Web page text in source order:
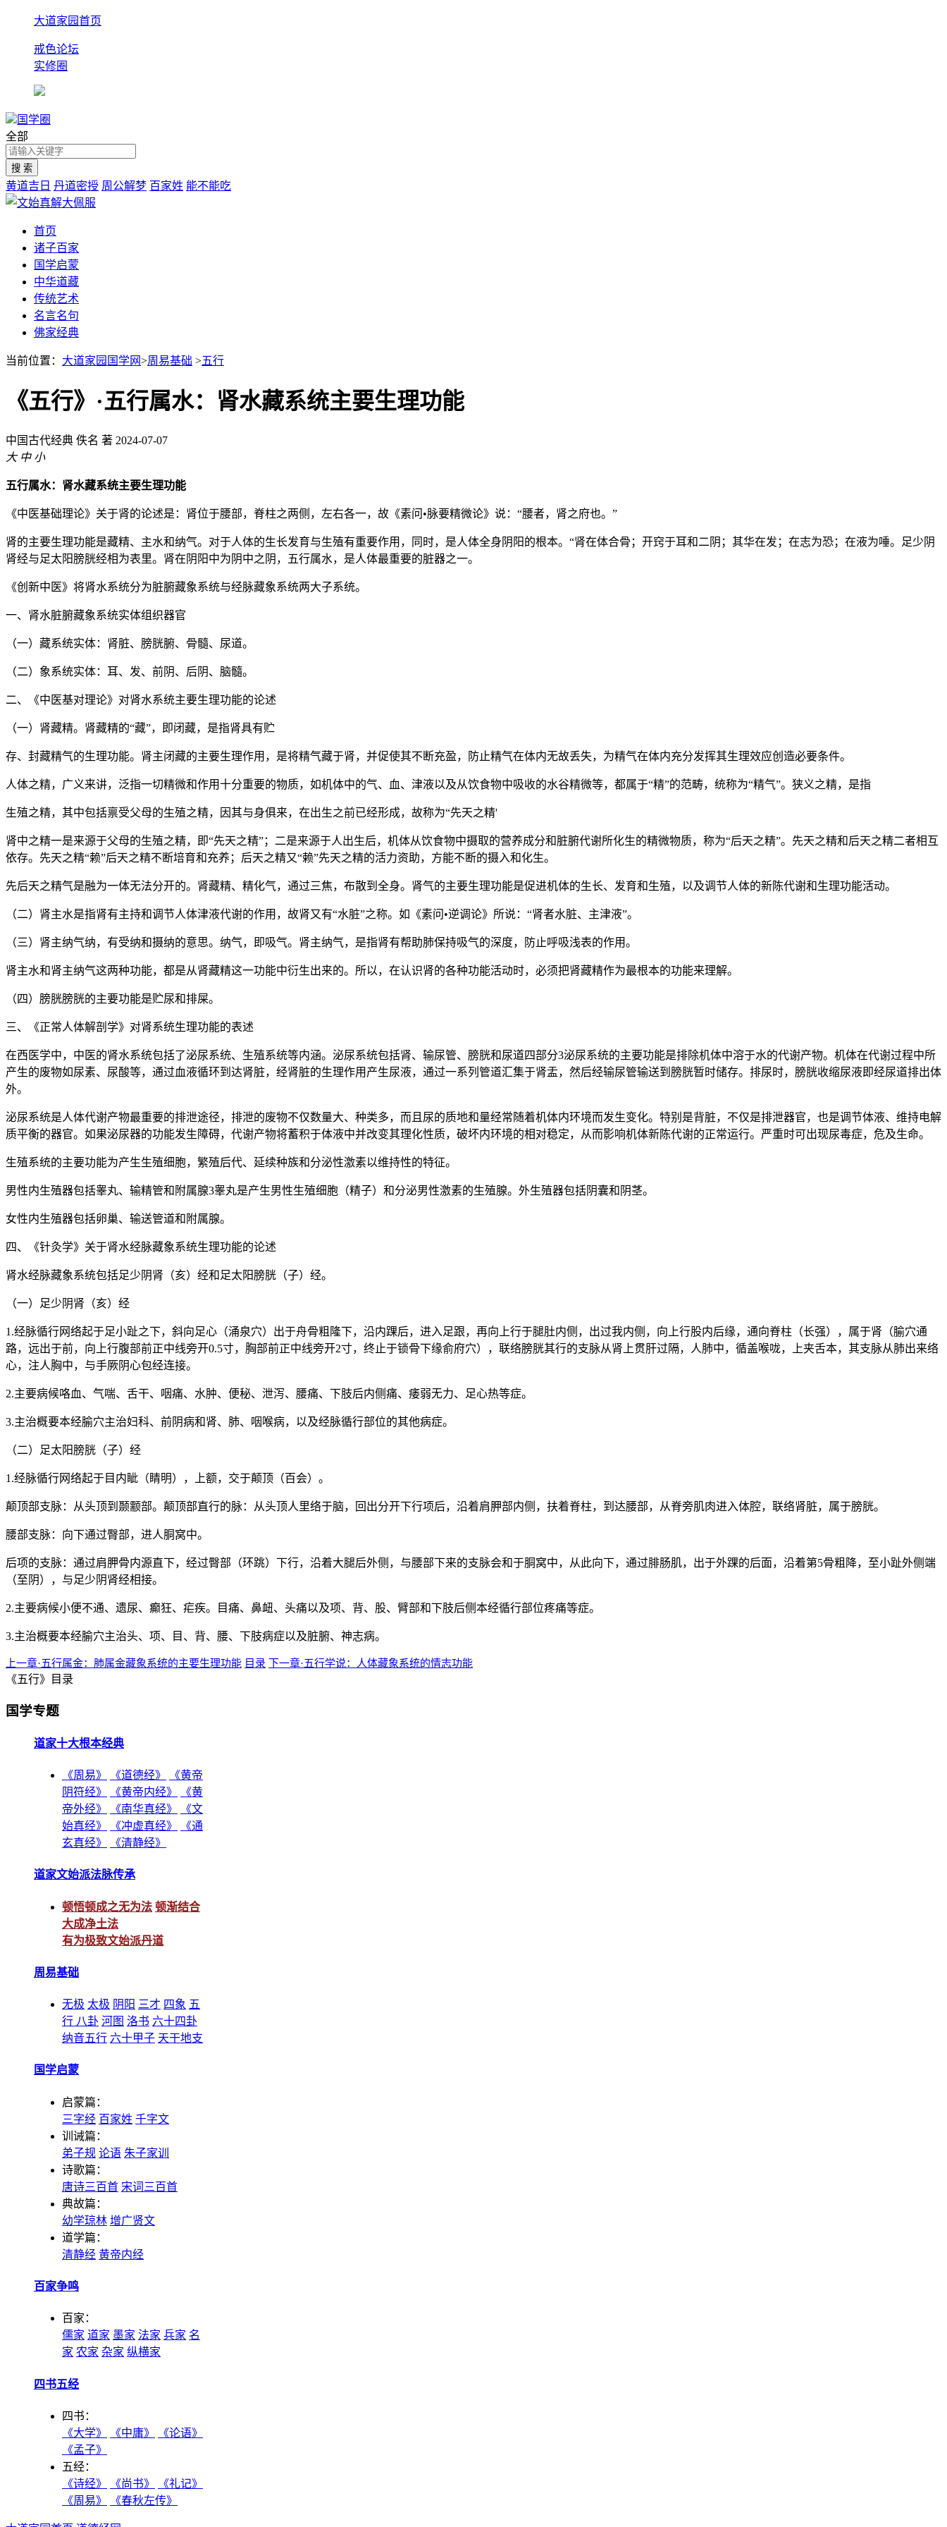
大道家园首页
戒色论坛
实修圈
国学圈
全部
黄道吉日 丹道密授 周公解梦 百家姓 能不能吃
首页
诸子百家
国学启蒙
中华道藏
传统艺术
名言名句
佛家经典
当前位置： 大道家园国学网>周易基础 >五行
《五行》·五行属水：肾水藏系统主要生理功能
中国古代经典 佚名 著 2024-07-07
大 中 小
五行属水：肾水藏系统主要生理功能
《中医基础理论》关于肾的论述是：肾位于腰部，脊柱之两侧，左右各一，故《素问•脉要精微论》说：“腰者，肾之府也。”
肾的主要生理功能是藏精、主水和纳气。对于人体的生长发育与生殖有重要作用，同时，是人体全身阴阳的根本。“肾在体合骨；开窍于耳和二阴；其华在发；在志为恐；在液为唾。足少阴
肾经与足太阳膀胱经相为表里。肾在阴阳中为阴中之阴，五行属水，是人体最重要的脏器之一。
《创新中医》将肾水系统分为脏腑藏象系统与经脉藏象系统两大子系统。
一、肾水脏腑藏象系统实体组织器官
（一）藏系统实体：肾脏、膀胱腑、骨髓、尿道。
（二）象系统实体：耳、发、前阴、后阴、脑髓。
二、《中医基对理论》对肾水系统主要生理功能的论述
（一）肾藏精。肾藏精的“藏”，即闭藏，是指肾具有贮
存、封藏精气的生理功能。肾主闭藏的主要生理作用，是将精气藏于肾，并促使其不断充盈，防止精气在体内无故丢失，为精气在体内充分发挥其生理效应创造必要条件。
人体之精，广义来讲，泛指一切精微和作用十分重要的物质，如机体中的气、血、津液以及从饮食物中吸收的水谷精微等，都属于“精”的范畴，统称为“精气”。狭义之精，是指
生殖之精，其中包括禀受父母的生殖之精，因其与身俱来，在出生之前已经形成，故称为“先天之精'
肾中之精一是来源于父母的生殖之精，即“先天之精”；二是来源于人出生后，机体从饮食物中摄取的营养成分和脏腑代谢所化生的精微物质，称为“后天之精”。先天之精和后天之精二者相互
依存。先天之精“赖”后天之精不断培育和充养；后天之精又“赖”先天之精的活力资助，方能不断的摄入和化生。
先后天之精气是融为一体无法分开的。肾藏精、精化气，通过三焦，布散到全身。肾气的主要生理功能是促进机体的生长、发育和生殖，以及调节人体的新陈代谢和生理功能活动。
（二）肾主水是指肾有主持和调节人体津液代谢的作用，故肾又有“水脏”之称。如《素问•逆调论》所说：“肾者水脏、主津液”。
（三）肾主纳气纳，有受纳和摄纳的意思。纳气，即吸气。肾主纳气，是指肾有帮助肺保持吸气的深度，防止呼吸浅表的作用。
肾主水和肾主纳气这两种功能，都是从肾藏精这一功能中衍生出来的。所以，在认识肾的各种功能活动时，必须把肾藏精作为最根本的功能来理解。
（四）膀胱膀胱的主要功能是贮尿和排屎。
三、《正常人体解剖学》对肾系统生理功能的表述
在西医学中，中医的肾水系统包括了泌尿系统、生殖系统等内涵。泌尿系统包括肾、输尿管、膀胱和尿道四部分3泌尿系统的主要功能是排除机体中溶于水的代谢产物。机体在代谢过程中所
产生的废物如尿素、尿酸等，通过血液循环到达肾脏，经肾脏的生理作用产生尿液，通过一系列管道汇集于肾盂，然后经输尿管输送到膀胱暂时储存。排尿时，膀胱收缩尿液即经尿道排出体
外。
泌尿系统是人体代谢产物最重要的排泄途径，排泄的废物不仅数量大、种类多，而且尿的质地和量经常随着机体内环境而发生变化。特别是背脏，不仅是排泄器官，也是调节体液、维持电解
质平衡的器官。如果泌尿器的功能发生障碍，代谢产物将蓄积于体液中并改变其理化性质，破坏内环境的相对稳定，从而影响机体新陈代谢的正常运行。严重时可出现尿毒症，危及生命。
生殖系统的主要功能为产生生殖细胞，繁殖后代、延续种族和分泌性激素以维持性的特征。
男性内生殖器包括睾丸、输精管和附属腺3睾丸是产生男性生殖细胞（精子）和分泌男性激素的生殖腺。外生殖器包括阴囊和阴茎。
女性内生殖器包括卵巢、输送管道和附属腺。
四、《针灸学》关于肾水经脉藏象系统生理功能的论述
肾水经脉藏象系统包括足少阴肾（亥）经和足太阳膀胱（子）经。
（一）足少阴肾（亥）经
1.经脉循行网络起于足小趾之下，斜向足心（涌泉穴）出于舟骨粗隆下，沿内踝后，进入足跟，再向上行于腿肚内侧，出过我内侧，向上行股内后缘，通向脊柱（长强），属于肾（腧穴通
路，远出于前，向上行腹部前正中线旁开0.5寸，胸部前正中线旁开2寸，终止于锁骨下缘俞府穴），联络膀胱其行的支脉从肾上贯肝过隔，人肺中，循盖喉咙，上夹舌本，其支脉从肺出来络
心，注人胸中，与手厥阴心包经连接。
2.主要病候咯血、气喘、舌干、咽痛、水肿、便秘、泄泻、腰痛、下肢后内侧痛、痿弱无力、足心热等症。
3.主治概要本经腧穴主治妇科、前阴病和肾、肺、咽喉病，以及经脉循行部位的其他病症。
（二）足太阳膀胱（子）经
1.经脉循行网络起于目内眦（睛明），上额，交于颠顶（百会）。
颠顶部支脉：从头顶到颞颥部。颠顶部直行的脉：从头顶人里络于脑，回出分开下行项后，沿着肩胛部内侧，扶着脊柱，到达腰部，从脊旁肌肉进入体腔，联络肾脏，属于膀胱。
腰部支脉：向下通过臀部，进人胴窝中。
后项的支脉：通过肩胛骨内源直下，经过臀部（环跳）下行，沿着大腿后外侧，与腰部下来的支脉会和于胴窝中，从此向下，通过腓肠肌，出于外踝的后面，沿着第5骨粗降，至小趾外侧端
（至阴），与足少阴肾经相接。
2.主要病候小便不通、遗尿、癫狂、疟疾。目痛、鼻衄、头痛以及项、背、股、臂部和下肢后侧本经循行部位疼痛等症。
3.主治概要本经腧穴主治头、项、目、背、腰、下肢病症以及脏腑、神志病。
上一章·五行属金：肺属金藏象系统的主要生理功能 目录 下一章·五行学说：人体藏象系统的情志功能
《五行》目录
国学专题
道家十大根本经典
《周易》 《道德经》
《黄帝
阴符经》
《黄帝内经》
《黄
帝外经》
《南华真经》
《文
始真经》
《冲虚真经》
《通
玄真经》
《清静经》
道家文始派法脉传承
顿悟顿成之无为法 顿渐结合
大成净土法
有为极致文始派丹道
周易基础
无极 太极 阴阳 三才 四象 五
行 八卦 河图 洛书 六十四卦
纳音五行 六十甲子 天干地支
国学启蒙
启蒙篇：
三字经 百家姓 千字文
训诫篇：
弟子规 论语 朱子家训
诗歌篇：
唐诗三百首 宋词三百首
典故篇：
幼学琼林 增广贤文
道学篇：
清静经 黄帝内经
百家争鸣
百家：
儒家 道家 墨家 法家 兵家 名
家 农家 杂家 纵横家
四书五经
四书：
《大学》
《中庸》
《论语》
《孟子》
五经：
《诗经》
《尚书》
《礼记》
《周易》
《春秋左传》